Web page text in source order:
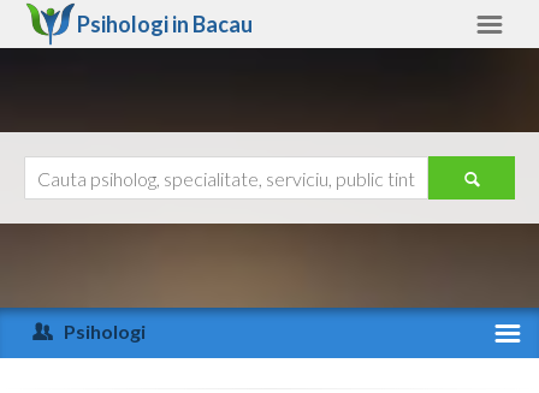
Psihologi in Bacau
Arad
Arges
Ajutor
Psihologi